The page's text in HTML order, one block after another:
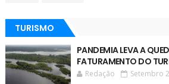
TURISMO
PANDEMIA LEVA A
FATURAMENTO DO
Redação Setembro